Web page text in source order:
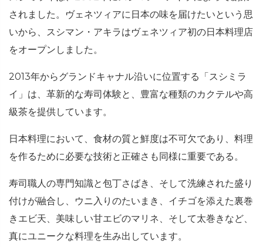
されました。ヴェネツィアに日本の味を届けたいという思
いから、スシマン・アキラはヴェネツィア初の日本料理店
をオープンしました。
2013年からグランドキャナル沿いに位置する「スシミラ
イ」は、革新的な寿司体験と、豊富な種類のカクテルや高
級茶を提供しています。
日本料理において、食材の質と鮮度は不可欠であり、料理
を作るために必要な技術と正確さも同様に重要である。
寿司職人の専門知識と包丁さばき、そして洗練された盛り
付けが融合し、ウニ入りのたいまき、イチゴを添えた裏巻
きエビ天、美味しい甘エビのマリネ、そして太巻きなど、
真にユニークな料理を生み出しています。